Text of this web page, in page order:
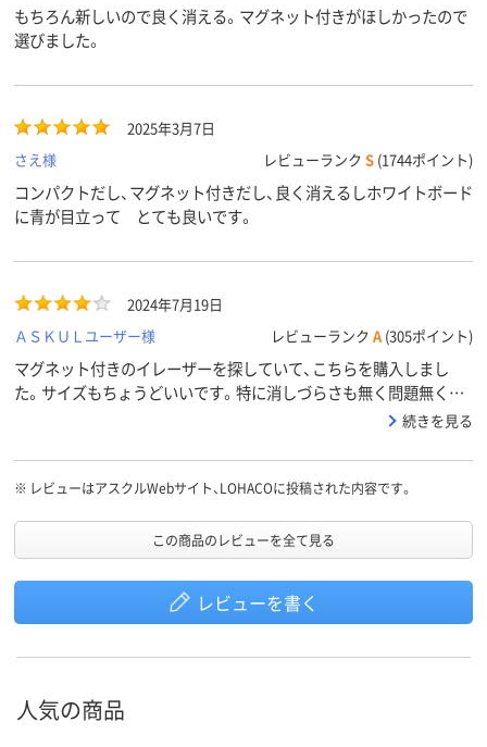
もちろん新しいので良く消える。マグネット付きがほしかったので
選びました。
2025年3月7日
さえ様
レビューランク S (1744ポイント)
コンパクトだし、マグネット付きだし、良く消えるしホワイトボード
に青が目立って とても良いです。
2024年7月19日
ＡＳＫＵＬユーザー様
レビューランク A (305ポイント)
マグネット付きのイレーザーを探していて、こちらを購入しまし
た。サイズもちょうどいいです。特に消しづらさも無く問題無く使
続きを見る
※ レビューはアスクルWebサイト、LOHACOに投稿された内容です。
この商品のレビューを全て見る
レビューを書く
人気の商品